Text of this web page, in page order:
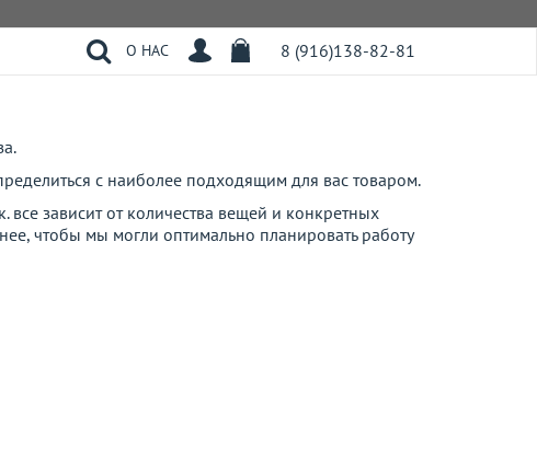
О НАС 8 (916)138-82-81
с наиболее подходящим для вас товаром.
зависит от количества вещей и конкретных
чтобы мы могли оптимально планировать работу